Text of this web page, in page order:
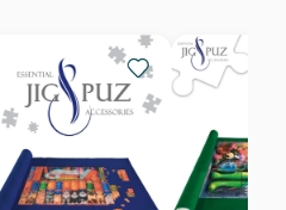
628136607865
1000 pièces
67 x 49 cm